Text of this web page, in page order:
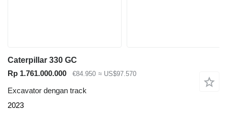
Caterpillar 330 GC
Rp 1.761.000.000
€84.950 ≈ US$97.570
Excavator dengan track
2023